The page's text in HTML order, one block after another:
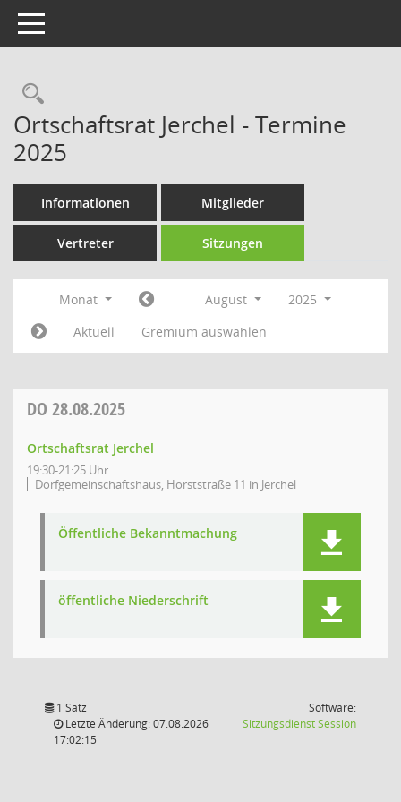
Toggle navigation
Rechercheauswahl
Ortschaftsrat Jerchel - Termine
2025
Informationen Mitglieder
Vertreter Sitzungen
Monat August
2025
Aktuell
Gremium auswählen
DO 28.08.2025
Ortschaftsrat Jerchel
19:30-21:25 Uhr
Dorfgemeinschaftshaus, Horststraße 11 in Jerchel
Öffentliche Bekanntmachung
öffentliche Niederschrift
1 Satz
Letzte Änderung: 07.08.2026
17:02:15
Software:
SitzungsdienstSession(Wird in